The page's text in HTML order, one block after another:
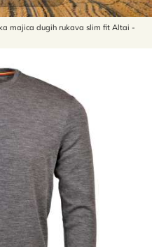
majica dugih rukava slim fit Altai -